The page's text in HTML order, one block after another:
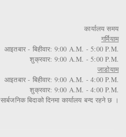
कार्यालय समय
गर्मियाम
आइतबार - बिहीवार: 9:00 A.M. - 5:00 P.M.
शुक्रवार: 9:00 A.M. - 5:00 P.M.
जाडोयाम
आइतबार - बिहीवार: 9:00 A.M. - 4:00 P.M.
शुक्रवार: 9:00 A.M. - 4:00 P.M.
सार्बजनिक बिदाको दिनमा कार्यालय बन्द रहने छ ।